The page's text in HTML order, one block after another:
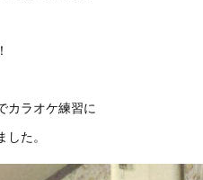
カラオケ練習に
た。